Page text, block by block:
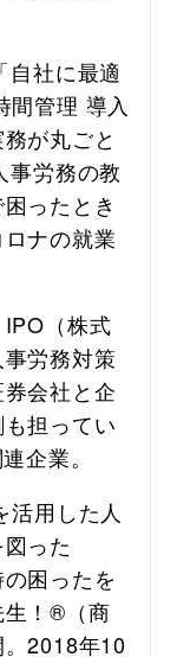
自社に最適
間管理 導入
が丸ごと
事労務の教
ったとき
ナの就業
（株式
労務対策
会社と企
担ってい
企業。
用した人
った
困ったを
生！®（商
2018年10